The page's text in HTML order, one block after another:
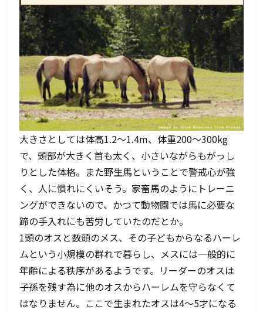
大きさとしては体高1.2～1.4m、体重200～300kg
で、頭部が大きく首も太く、小さいながらもがっし
りとした体格。また野生馬ということで警戒心が強
く、人に慣れにくいそう。家畜馬のようにトレーニ
ングができないので、かつて動物園では馬に必要な
蹄の手入れにも苦労していたのだとか。
1頭のオスと数頭のメス、その子どもからなるハーレ
ムという小規模の群れで暮らし、メスには一般的に
年齢による秩序があるようです。リーダーのオスは
子孫を残す為に他のオスからハーレムを守らなくて
はなりません。ここで生まれたオスは4～5才になる